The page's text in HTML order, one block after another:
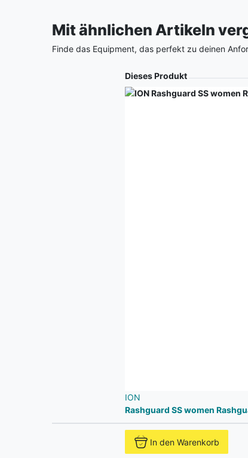
Mit ähnlichen Artikeln
Finde das Equipment, das perfekt zu deinen
Dieses Produkt
ION
Rashguard SS women
In den Warenkorb